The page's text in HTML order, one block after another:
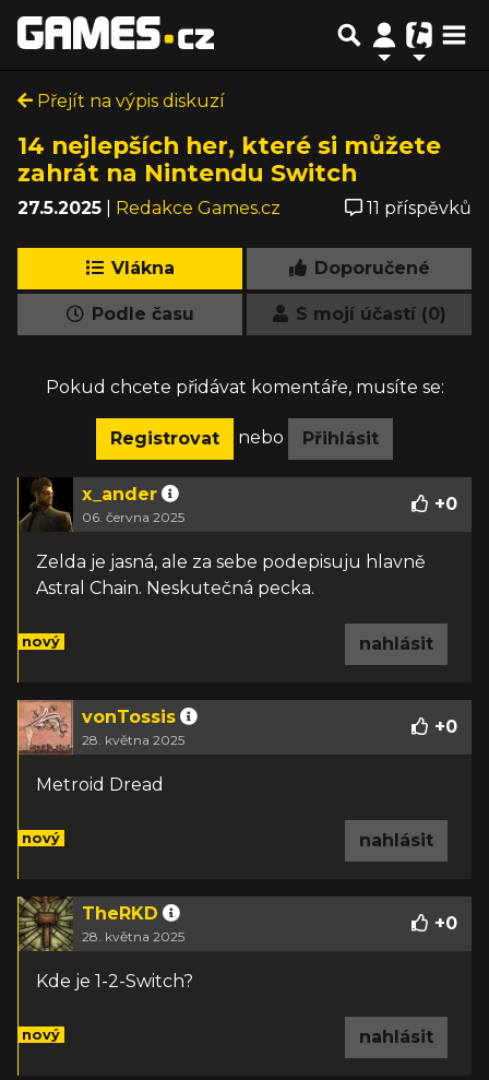
Přejít na výpis diskuzí
14 nejlepších her, které si můžete
zahrát na Nintendu Switch
27.5.2025 Redakce Games.cz 11 příspěvků
Vlákna Doporučené
Podle času S mojí účastí (0)
Pokud chcete přidávat komentáře, musíte se:
Registrovat nebo Přihlásit
x_ander
06. června 2025
+0
Zelda je jasná, ale za sebe podepisuju hlavně
Astral Chain. Neskutečná pecka.
nový nahlásit
vonTossis
28. května 2025
+0
Metroid Dread
nový nahlásit
TheRKD
28. května 2025
+0
Kde je 1-2-Switch?
nový nahlásit